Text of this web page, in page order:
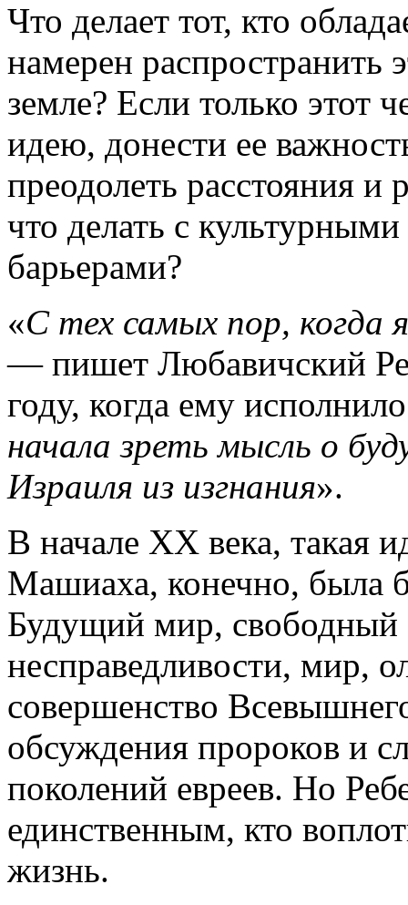
Что делает тот, кто
намерен распространить
земле? Если только этот
идею, донести ее
преодолеть расстояния
что делать с
барьерами?
«С тех самых пор, когда
— пишет Любавичский
году, когда ему
начала зреть мысль о
Израиля из изгнания».
В начале ХХ века, такая
Машиаха, конечно, была
Будущий мир, свободный
несправедливости, мир,
совершенство
обсуждения пророков и
поколений евреев. Но
единственным, кто
жизнь.